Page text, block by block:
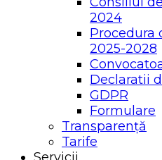
2024
Procedura
2025-2028
Declaratii
GDPR
Formulare
Transparență
Tarife